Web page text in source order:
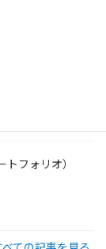
トフォリオ）